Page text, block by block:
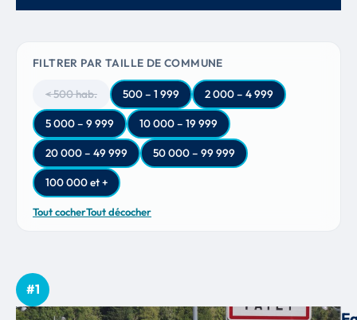
FILTRER PAR TAILLE DE COMMUNE
< 500 hab. 500 – 1 999 2 000 – 4 999
5 000 – 9 999 10 000 – 19 999
20 000 – 49 999 50 000 – 99 999
100 000 et +
Tout cocherTout décocher
#1